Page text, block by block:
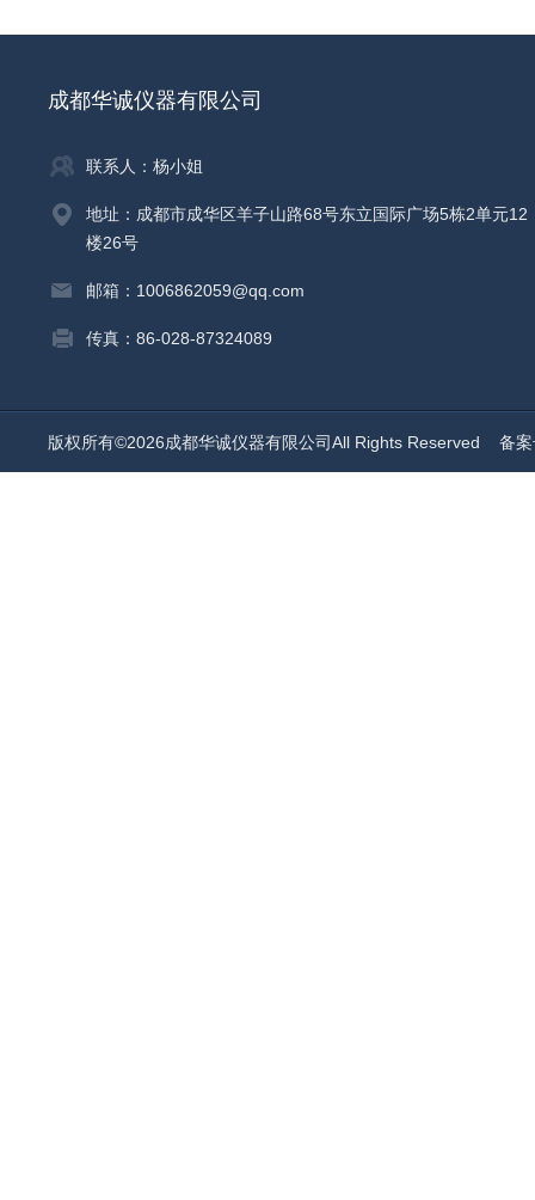
成都华诚仪器有限公司
联系人：杨小姐
地址：成都市成华区羊子山路68号东立国际广场5栋2单元12
楼26号
邮箱：1006862059@qq.com
传真：86-028-87324089
版权所有©2026成都华诚仪器有限公司All Rights Reserved 备